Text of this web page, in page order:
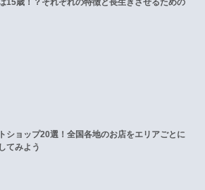
ショップ20選！全国各地のお店をエリアごとに
てみよう